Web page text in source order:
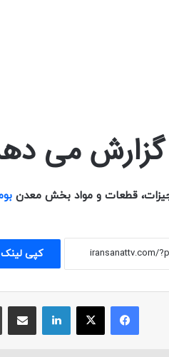
گزارش می
قطعات و مواد بخش معدن
کپی لینک
فیسبوک ایکس لینکداین